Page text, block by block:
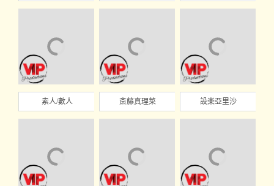
素人/數人 斎藤真理菜 設楽亞里沙